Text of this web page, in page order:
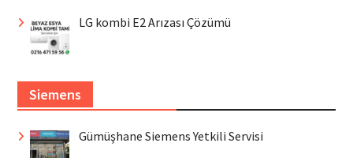
LG kombi E2 Arızası Çözümü
Siemens
Gümüşhane Siemens Yetkili Servisi